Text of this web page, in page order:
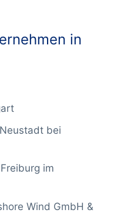
in
bei
im
Wind GmbH &